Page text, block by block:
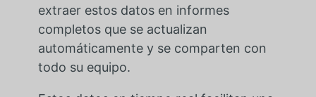
extraer estos datos en informes
completos que se actualizan
automáticamente y se comparten con
todo su equipo.